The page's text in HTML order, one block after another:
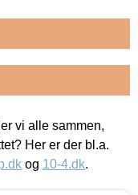
vi alle sammen,
Her er der bl.a.
og 10-4.dk.